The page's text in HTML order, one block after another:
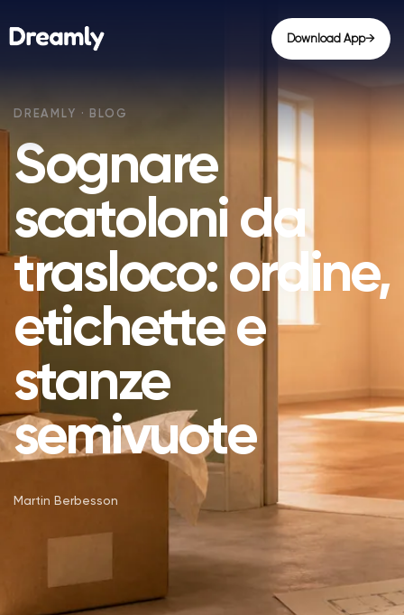
Download App→
Sognare
scatoloni da
trasloco: ordine,
etichette e
stanze
semivuote
Martin Berbesson